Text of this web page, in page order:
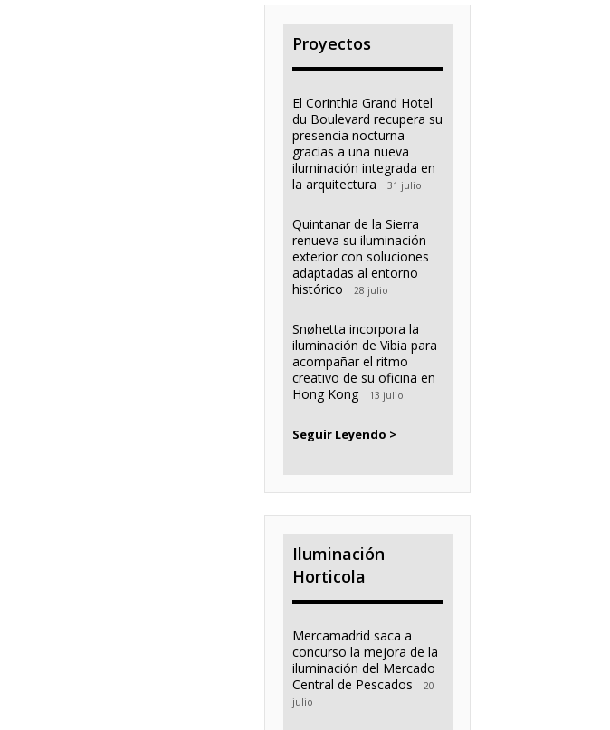
Proyectos
El Corinthia Grand Hotel
du Boulevard recupera su
presencia nocturna
gracias a una nueva
iluminación integrada en
la arquitectura
31 julio
Quintanar de la Sierra
renueva su iluminación
exterior con soluciones
adaptadas al entorno
histórico
28 julio
Snøhetta incorpora la
iluminación de Vibia para
acompañar el ritmo
creativo de su oficina en
Hong Kong
13 julio
Seguir Leyendo >
Iluminación
Horticola
Mercamadrid saca a
concurso la mejora de la
iluminación del Mercado
Central de Pescados
20
julio